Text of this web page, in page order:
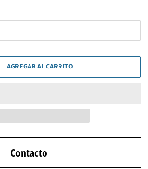
AGREGAR AL CARRITO
Contacto